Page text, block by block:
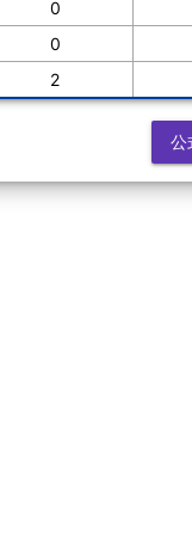
0
0
2
公